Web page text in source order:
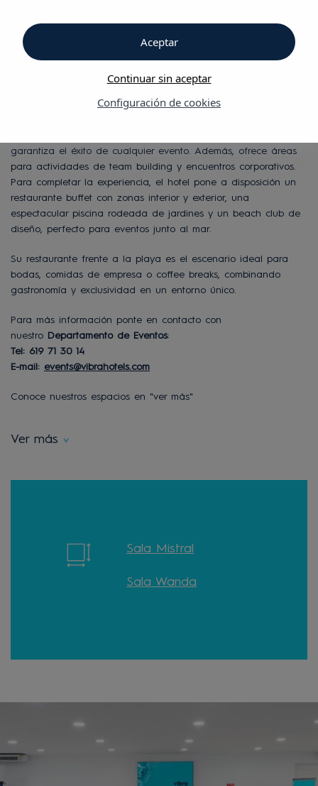
incluyendo elegantes suites con vistas panorámicas al
Mediterráneo, ofreciendo una estancia excepcional para
asistentes y organizadores de eventos.
El hotel dispone de modernas instalaciones y espacios ideales
para reuniones, conferencias, exposiciones y eventos sociales.
garantiza el éxito de cualquier evento. Además, ofrece áreas
para actividades de team building y encuentros corporativos.
Para completar la experiencia, el hotel pone a disposición un
restaurante buffet con zonas interior y exterior, una
espectacular piscina rodeada de jardines y un beach club de
diseño, perfecto para eventos junto al mar.
Su restaurante frente a la playa es el escenario ideal para
bodas, comidas de empresa o coffee breaks, combinando
gastronomía y exclusividad en un entorno único.
Para más información ponte en contacto con
nuestro Departamento de Eventos:
Tel: 619 71 30 14
E-mail: events@vibrahotels.com
Conoce nuestros espacios en "ver más"
Ver más
Sala Mistral
Sala Wanda
Configuración de cookies
Continuar sin aceptar
Aceptar